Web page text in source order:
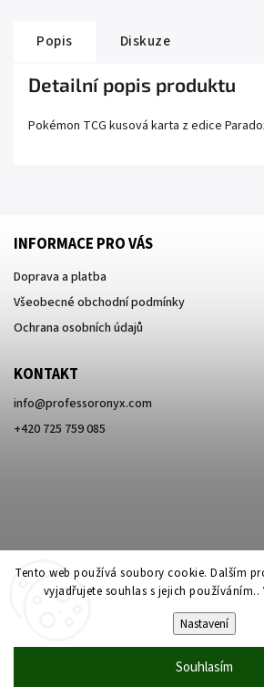
Tento web používá soubory cookie. Dalším
vyjadřujete souhlas s jejich
Nastavení
Souhlasím
Popis Diskuze
Detailní popis produktu
Pokémon TCG kusová karta z edice
INFORMACE PRO VÁS
Doprava a platba
Všeobecné obchodní podmínky
Ochrana osobních údajů
KONTAKT
info@professoronyx.com
+420 725 759 085
Professor Onyx. Všechna